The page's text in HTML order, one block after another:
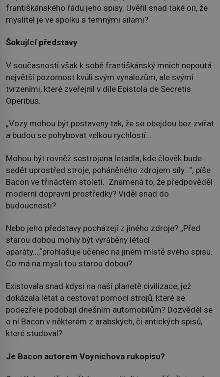
františkánského řádu jeho spisy. Uvěřil snad také on, že
myslitel je ve spolku s temnými silami?
Šokující představy
V současnosti však k sobě františkánský mnich nepoutá
největší pozornost kvůli svým vynálezům, ale svými
tvrzeními, které zveřejnil v díle Epistola de Secretis
Operibus.
„Vozy mohou být postaveny tak, že se obejdou bez zvířat
a budou se pohybovat velkou rychlostí…
Mohou být rovněž sestrojena letadla, kde člověk bude
sedět uprostřed stroje, poháněného zdrojem síly…“, píše
Bacon ve třináctém století. Znamená to, že předpověděl
moderní dopravní prostředky? Viděl snad do
budoucnosti?
Nebo jeho představy pocházejí z jiného zdroje? „Před
starou dobou mohly být vyráběny létací
aparáty…,“prohlašuje učenec na jiném místě svého spisu.
Co má na mysli tou starou dobou?
Existovala snad kdysi na naší planetě civilizace, jež
dokázala létat a cestovat pomocí strojů, které se
podezřele podobají dnešním automobilům? Dozvěděl se
o ní Bacon v některém z arabských, či antických spisů,
které studoval?
Je Bacon autorem Voynichova rukopisu?